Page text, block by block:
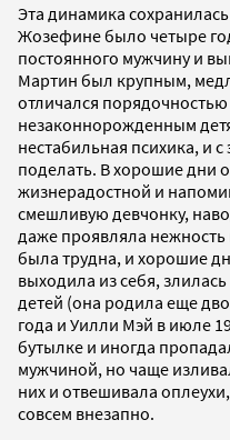
Эта динамика
Жозефине было четыре
постоянного мужчину и
Мартин был крупным,
отличался
незаконнорожденным
нестабильная психика, и
поделать. В хорошие дни
жизнерадостной и
смешливую девчонку,
даже проявляла
была трудна, и хорошие
выходила из себя,
детей (она родила еще
года и Уилли Мэй в июле
бутылке и иногда
мужчиной, но чаще
них и отвешивала
совсем внезапно.